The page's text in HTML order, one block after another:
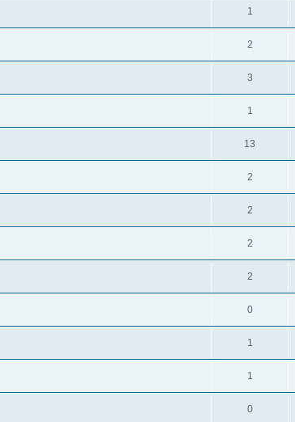
1
2
3
1
13
2
2
2
2
0
1
1
0